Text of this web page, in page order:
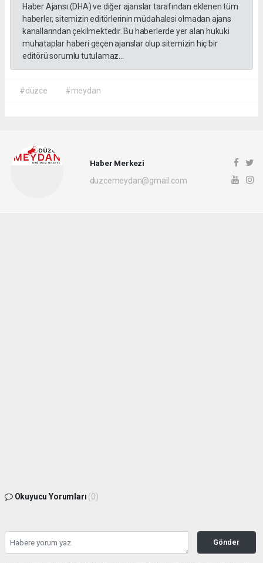
Haber Ajansı (DHA) ve diğer ajanslar tarafından eklenen tüm
haberler, sitemizin editörlerinin müdahalesi olmadan ajans
kanallarından çekilmektedir. Bu haberlerde yer alan hukuki
muhataplar haberi geçen ajanslar olup sitemizin hiç bir
editörü sorumlu tutulamaz...
#düzce #meydan
Haber Merkezi
duzcemeydan@gmail.com
Okuyucu Yorumları (0)
Gönder